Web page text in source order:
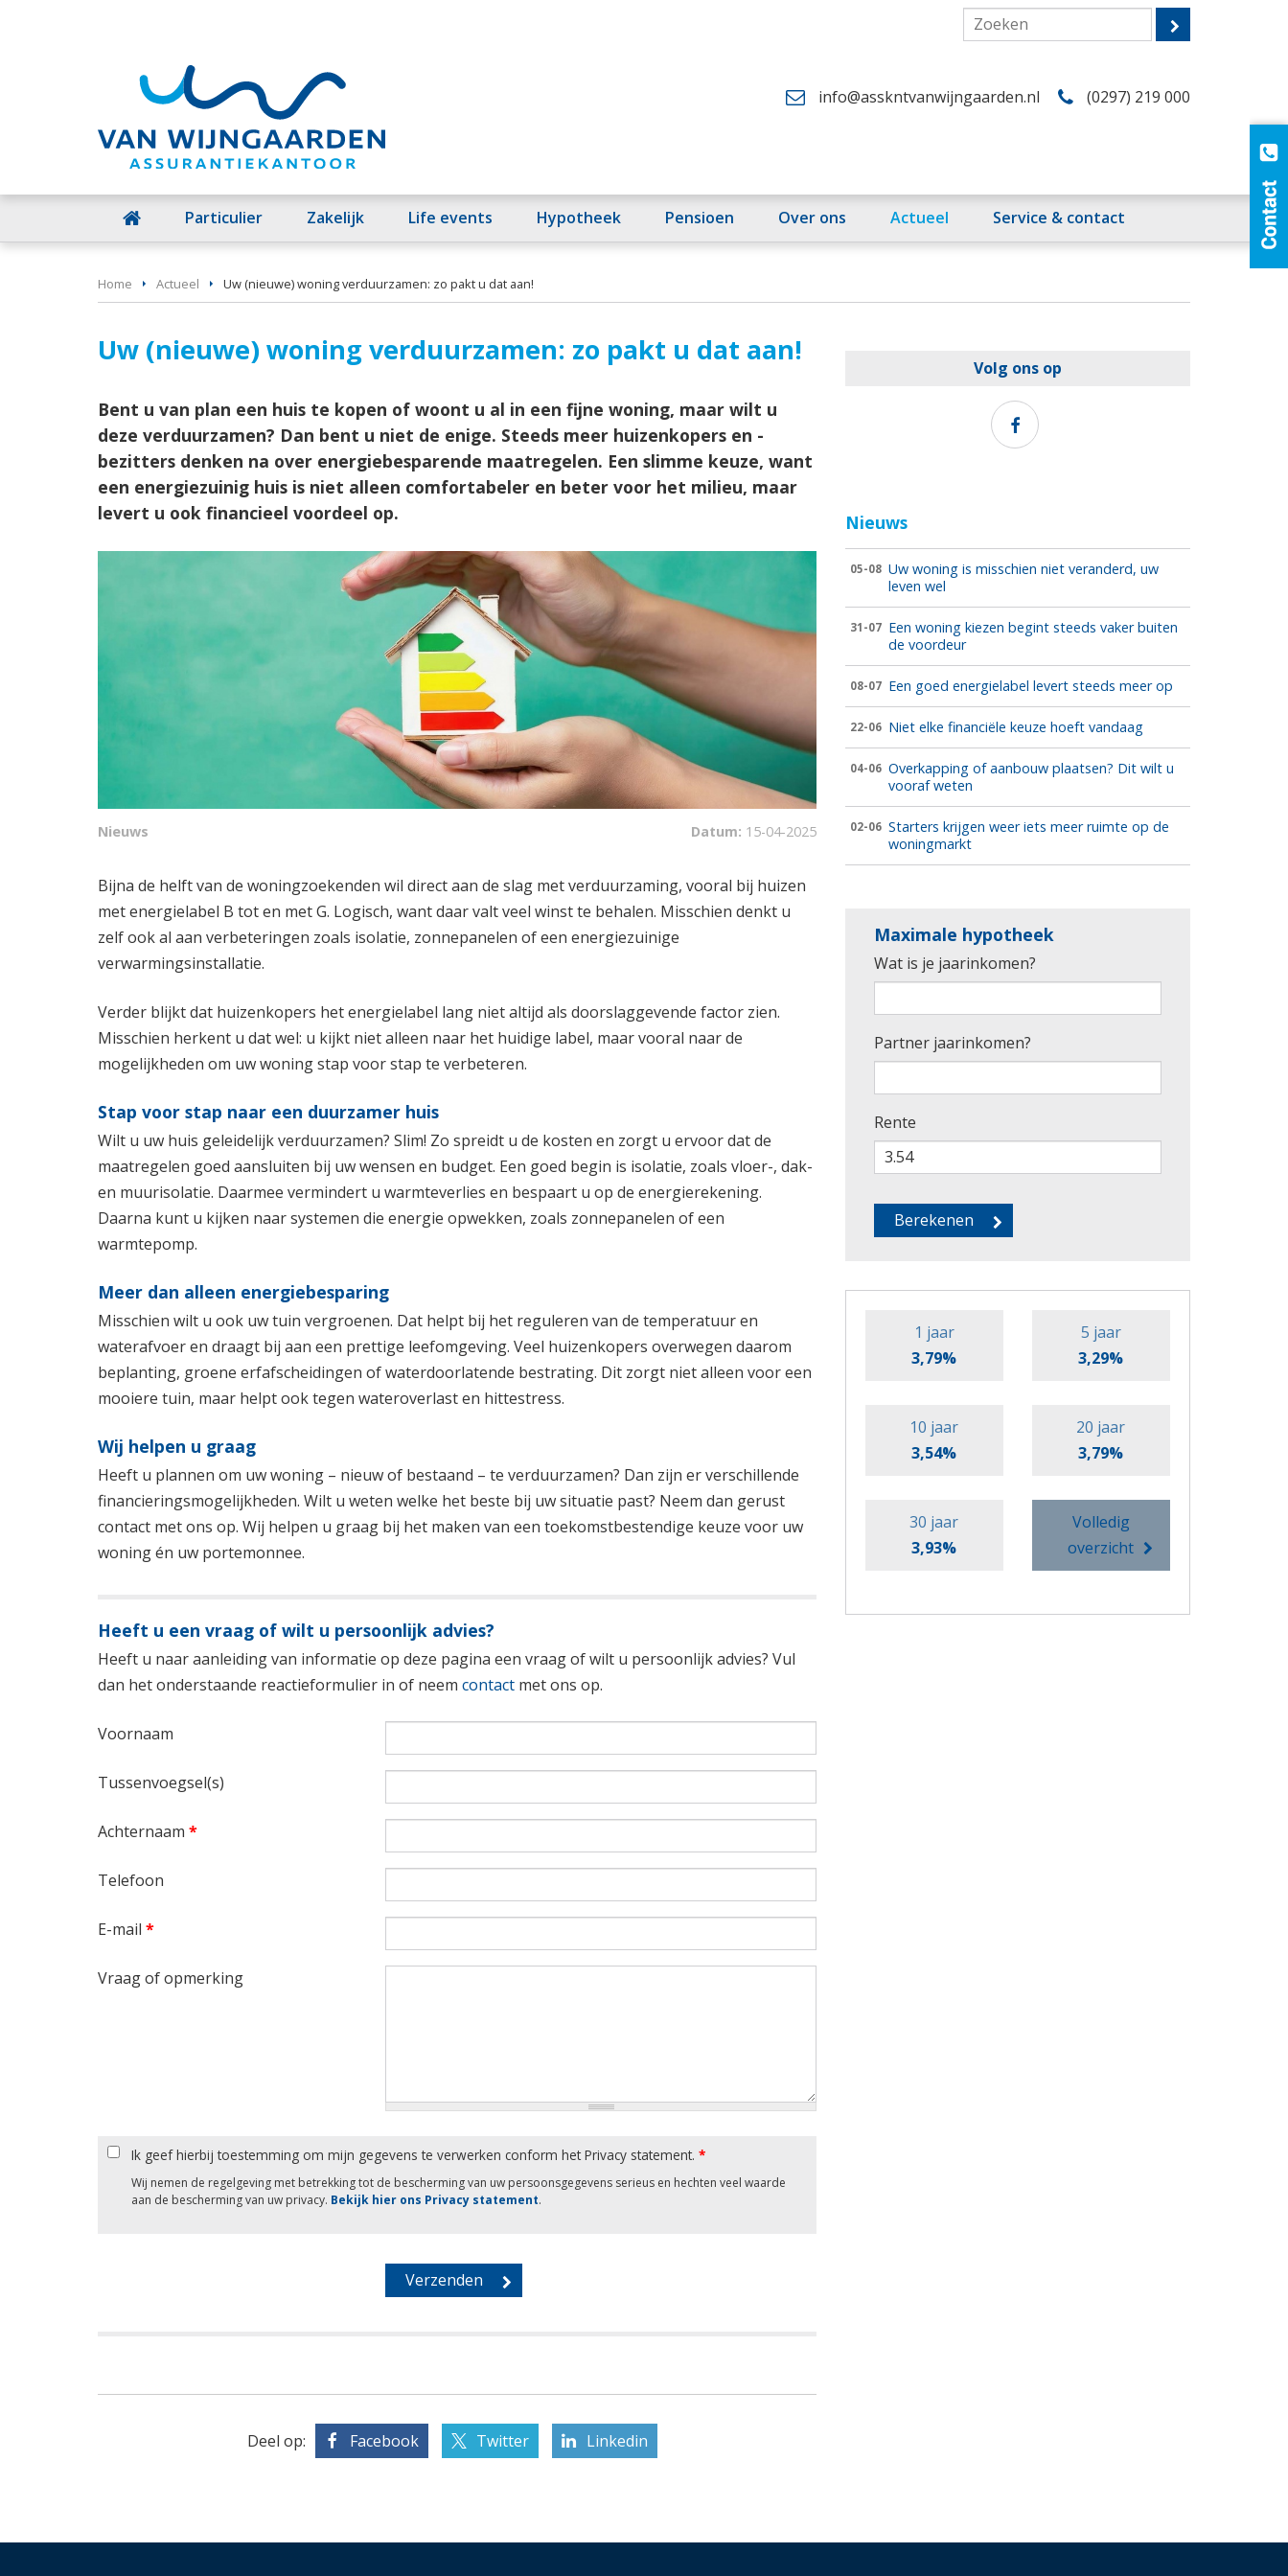
info@asskntvanwijngaarden.nl (0297) 219 000
Particulier Zakelijk Life events Hypotheek Pensioen Over ons Actueel Service & contact
Home Actueel Uw (nieuwe) woning verduurzamen: zo pakt u dat aan!
Uw (nieuwe) woning verduurzamen: zo pakt u dat aan!
Bent u van plan een huis te kopen of woont u al in een fijne woning, maar wilt u
deze verduurzamen? Dan bent u niet de enige. Steeds meer huizenkopers en -
bezitters denken na over energiebesparende maatregelen. Een slimme keuze, want
een energiezuinig huis is niet alleen comfortabeler en beter voor het milieu, maar
levert u ook financieel voordeel op.
Nieuws Datum: 15-04-2025
Bijna de helft van de woningzoekenden wil direct aan de slag met verduurzaming, vooral bij huizen
met energielabel B tot en met G. Logisch, want daar valt veel winst te behalen. Misschien denkt u
zelf ook al aan verbeteringen zoals isolatie, zonnepanelen of een energiezuinige
verwarmingsinstallatie.
Verder blijkt dat huizenkopers het energielabel lang niet altijd als doorslaggevende factor zien.
Misschien herkent u dat wel: u kijkt niet alleen naar het huidige label, maar vooral naar de
mogelijkheden om uw woning stap voor stap te verbeteren.
Stap voor stap naar een duurzamer huis
Wilt u uw huis geleidelijk verduurzamen? Slim! Zo spreidt u de kosten en zorgt u ervoor dat de
maatregelen goed aansluiten bij uw wensen en budget. Een goed begin is isolatie, zoals vloer-, dak-
en muurisolatie. Daarmee vermindert u warmteverlies en bespaart u op de energierekening.
Daarna kunt u kijken naar systemen die energie opwekken, zoals zonnepanelen of een
warmtepomp.
Meer dan alleen energiebesparing
Misschien wilt u ook uw tuin vergroenen. Dat helpt bij het reguleren van de temperatuur en
waterafvoer en draagt bij aan een prettige leefomgeving. Veel huizenkopers overwegen daarom
beplanting, groene erfafscheidingen of waterdoorlatende bestrating. Dit zorgt niet alleen voor een
mooiere tuin, maar helpt ook tegen wateroverlast en hittestress.
Wij helpen u graag
Heeft u plannen om uw woning – nieuw of bestaand – te verduurzamen? Dan zijn er verschillende
financieringsmogelijkheden. Wilt u weten welke het beste bij uw situatie past? Neem dan gerust
contact met ons op. Wij helpen u graag bij het maken van een toekomstbestendige keuze voor uw
woning én uw portemonnee.
Heeft u een vraag of wilt u persoonlijk advies?
Heeft u naar aanleiding van informatie op deze pagina een vraag of wilt u persoonlijk advies? Vul
dan het onderstaande reactieformulier in of neem contact met ons op.
Voornaam
Tussenvoegsel(s)
Achternaam *
Telefoon
E-mail *
Vraag of opmerking
Ik geef hierbij toestemming om mijn gegevens te verwerken conform het Privacy statement. *
Wij nemen de regelgeving met betrekking tot de bescherming van uw persoonsgegevens serieus en hechten veel waarde
aan de bescherming van uw privacy. Bekijk hier ons Privacy statement.
Deel op: Facebook Twitter Linkedin
Volg ons op
Nieuws
05-08 Uw woning is misschien niet veranderd, uw
leven wel
31-07 Een woning kiezen begint steeds vaker buiten
de voordeur
08-07 Een goed energielabel levert steeds meer op
22-06 Niet elke financiële keuze hoeft vandaag
04-06 Overkapping of aanbouw plaatsen? Dit wilt u
vooraf weten
02-06 Starters krijgen weer iets meer ruimte op de
woningmarkt
Maximale hypotheek
Wat is je jaarinkomen?
Partner jaarinkomen?
Rente
1 jaar
3,79%
5 jaar
3,29%
10 jaar
3,54%
20 jaar
3,79%
30 jaar
3,93%
Volledig
overzicht